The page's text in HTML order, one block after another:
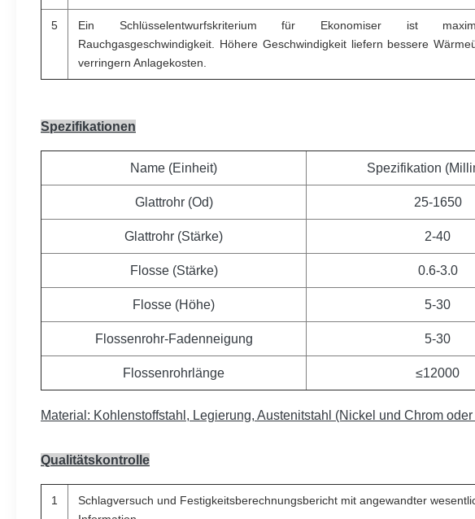
5
Ein Schlüsselentwurfskriterium für Ekonomiser ist
Rauchgasgeschwindigkeit. Höhere Geschwindigkeit liefern bessere
verringern Anlagekosten.
Spezifikationen
Name (Einheit) Spezifikation
Glattrohr (Od) 25-1650
Glattrohr (Stärke) 2-40
Flosse (Stärke) 0.6-3.0
Flosse (Höhe) 5-30
Flossenrohr-Fadenneigung 5-30
Flossenrohrlänge ≤12000
Material: Kohlenstoffstahl, Legierung, Austenitstahl (Nickel und Chrom
Qualitätskontrolle
1
Schlagversuch und Festigkeitsberechnungsbericht mit angewandter